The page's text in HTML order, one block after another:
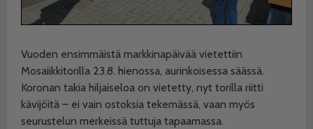
Vuoden ensimmäistä markkinapäivää vietettiin
Mosaiikkitorilla 23.8. hienossa, aurinkoisessa säässä.
Koronan takia hiljaiseloa on vietetty, nyt torilla riitti
kävijöitä – ei vain ostoksia tekemässä, vaan myös
seurustelun merkeissä tuttuja tapaamassa.